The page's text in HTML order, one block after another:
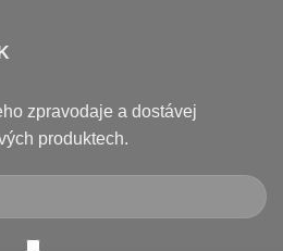
zpravodaje a dostávej
produktech.